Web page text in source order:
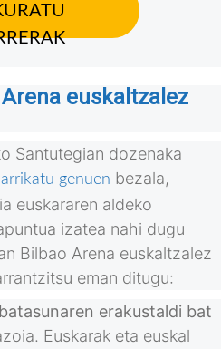
euskaltzalez
Santutegian dozenaka
genuen bezala,
euskararen aldeko
izatea nahi dugu
Bilbao Arena euskaltzalez
eman ditugu:
erakustaldi bat
Euskarak eta euskal